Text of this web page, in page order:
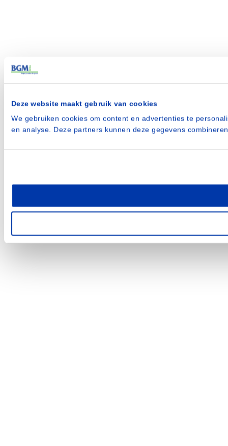
Deze website maakt gebruik van cookies
We gebruiken cookies om content en advertenties te
en analyse. Deze partners kunnen deze gegevens